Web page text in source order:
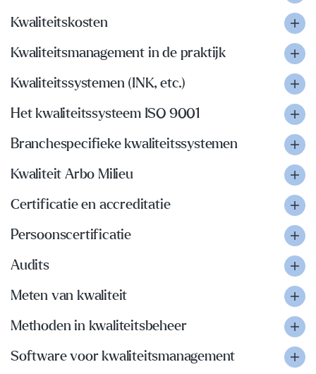
Kwaliteitskosten
Kwaliteitsmanagement in de praktijk
Kwaliteitssystemen (INK, etc.)
Het kwaliteitssysteem ISO 9001
Branchespecifieke kwaliteitssystemen
Kwaliteit Arbo Milieu
Certificatie en accreditatie
Persoonscertificatie
Audits
Meten van kwaliteit
Methoden in kwaliteitsbeheer
Software voor kwaliteitsmanagement